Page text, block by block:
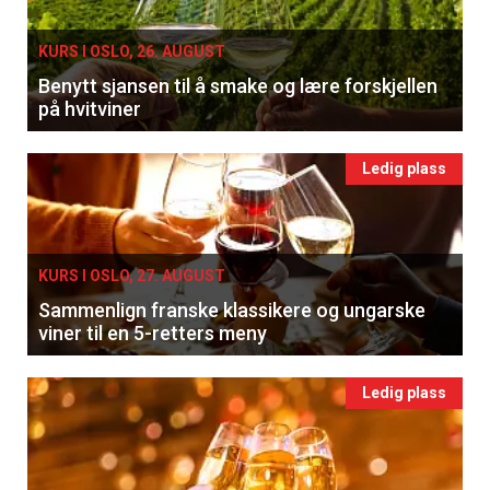
KURS I OSLO, 26. AUGUST
Benytt sjansen til å smake og lære forskjellen
på hvitviner
Ledig plass
KURS I OSLO, 27. AUGUST
Sammenlign franske klassikere og ungarske
viner til en 5-retters meny
Ledig plass